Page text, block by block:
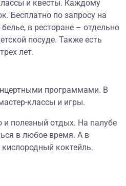
и квесты. Каждому
Бесплатно по запросу на
в ресторане – отдельно
посуде. Также есть
лет.
программами. В
классы и игры.
и полезный отдых. На палубе
в любое время. А в
коктейль.